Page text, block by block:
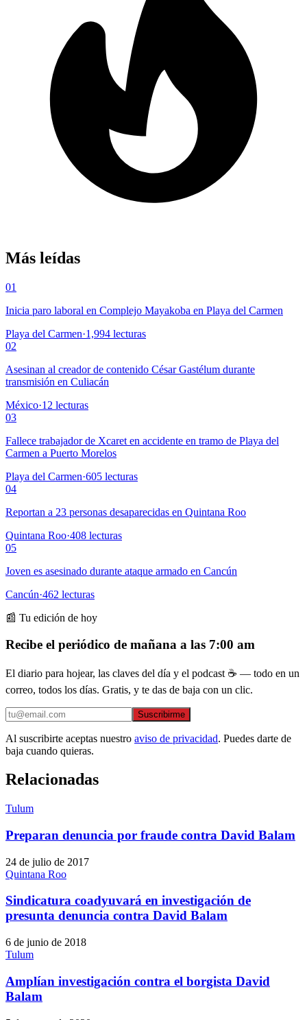
Más leídas
01
Inicia paro laboral en Complejo Mayakoba en Playa del Carmen
Playa del Carmen·1,994 lecturas
02
Asesinan al creador de contenido César Gastélum durante
transmisión en Culiacán
México·12 lecturas
03
Fallece trabajador de Xcaret en accidente en tramo de Playa del
Carmen a Puerto Morelos
Playa del Carmen·605 lecturas
04
Reportan a 23 personas desaparecidas en Quintana Roo
Quintana Roo·408 lecturas
05
Joven es asesinado durante ataque armado en Cancún
Cancún·462 lecturas
📰 Tu edición de hoy
Recibe el periódico de mañana a las 7:00 am
El diario para hojear, las claves del día y el podcast ☕ — todo en un
correo, todos los días. Gratis, y te das de baja con un clic.
Suscribirme
Al suscribirte aceptas nuestro aviso de privacidad. Puedes darte de
baja cuando quieras.
Relacionadas
Tulum
Preparan denuncia por fraude contra David Balam
24 de julio de 2017
Quintana Roo
Sindicatura coadyuvará en investigación de
presunta denuncia contra David Balam
6 de junio de 2018
Tulum
Amplían investigación contra el borgista David
Balam